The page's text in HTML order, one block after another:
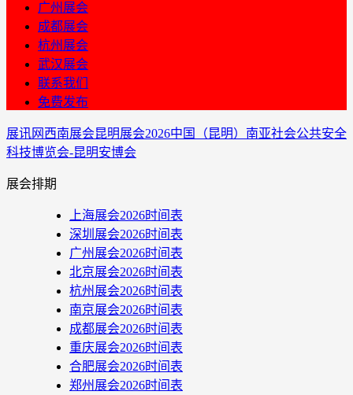
广州展会
成都展会
杭州展会
武汉展会
联系我们
免费发布
展讯网 西南展会昆明展会2026中国（昆明）南亚社会公共安全
科技博览会-昆明安博会
展会排期
上海展会2026时间表
深圳展会2026时间表
广州展会2026时间表
北京展会2026时间表
杭州展会2026时间表
南京展会2026时间表
成都展会2026时间表
重庆展会2026时间表
合肥展会2026时间表
郑州展会2026时间表